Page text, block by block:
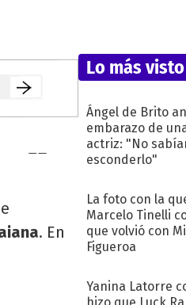
. En
Lo más visto
Ángel de Brito
embarazo de
actriz: "No
esconderlo"
La foto con la
Marcelo Tinelli
que volvió con
Figueroa
Yanina Latorre